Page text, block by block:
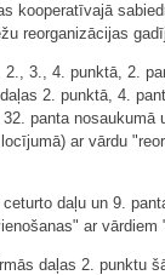
kooperatīvajā
reorganizācijas
3., 4. punktā, 2.
2. punktā, 4.
panta nosaukumā
ar vārdu
daļu un 9.
ar vārdiem
daļas 2. punktu